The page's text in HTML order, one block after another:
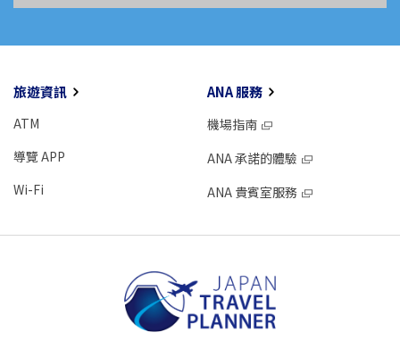
旅遊資訊
ATM
導覽 APP
Wi-Fi
ANA 服務
機場指南
ANA 承諾的體驗
ANA 貴賓室服務